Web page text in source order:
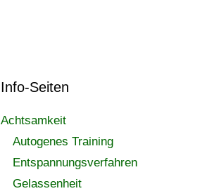
Info-Seiten
Achtsamkeit
Autogenes Training
Entspannungsverfahren
Gelassenheit